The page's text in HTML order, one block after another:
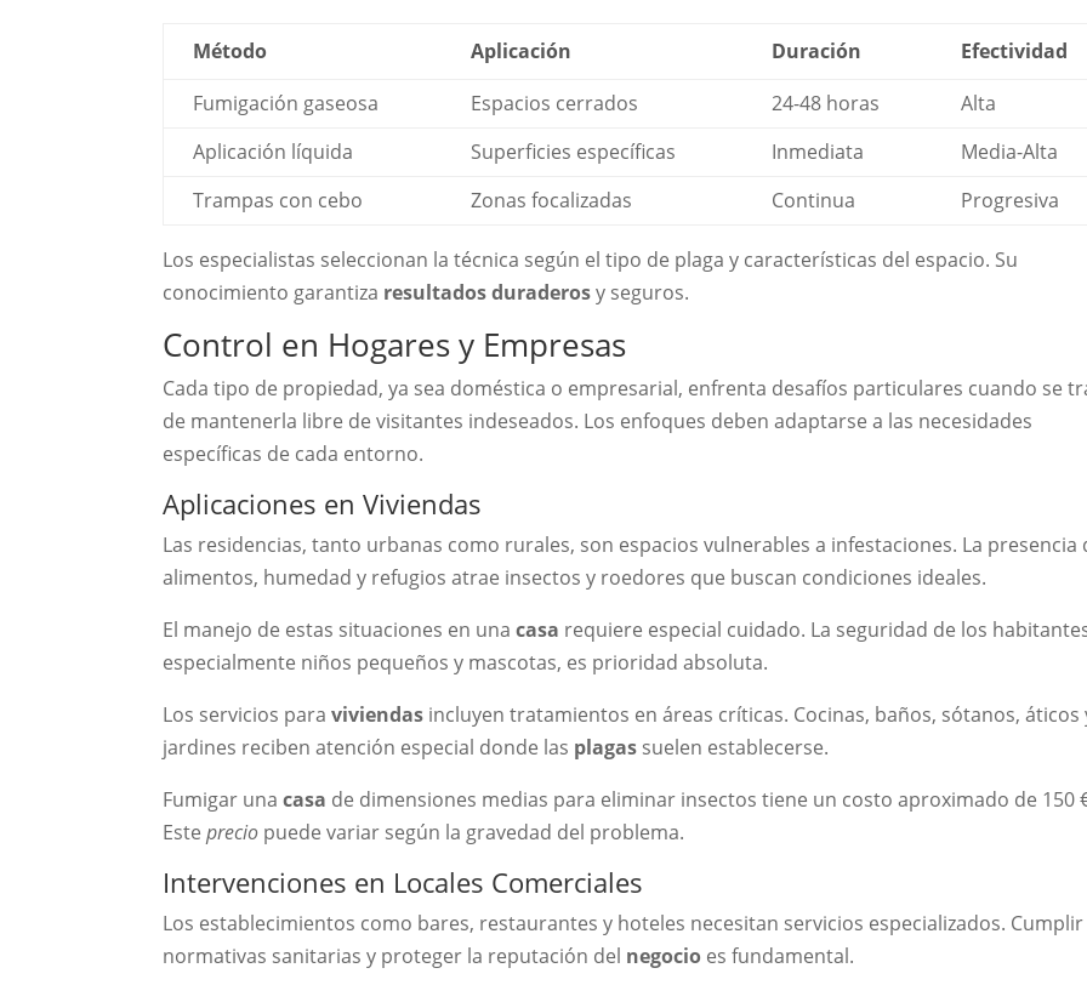
Método Aplicación Duración
Efectividad
Fumigación gaseosa
Espacios cerrados 24-48 horas
Alta
Aplicación líquida
Superficies específicas Inmediata
Media-Alta
Trampas con cebo
Zonas focalizadas Continua Progresiva
Los especialistas seleccionan la técnica según el tipo de plaga y características del espacio. Su
conocimiento garantiza resultados duraderosy seguros.
Control en Hogares y Empresas
Cada tipo de propiedad, ya sea doméstica o empresarial, enfrenta desafíos particulares cuando se
de mantenerla libre de visitantes indeseados. Los enfoques deben adaptarse a las necesidades
específicas de cada entorno.
Aplicaciones en Viviendas
Las residencias, tanto urbanas como rurales, son espacios vulnerables a infestaciones. La presencia
alimentos, humedad y refugios atrae insectos y roedores que buscan condiciones ideales.
El manejo de estas situaciones en unacasa requiere especial cuidado. La seguridad de los
especialmente niños pequeños y mascotas, es prioridad absoluta.
Los servicios paraviviendas incluyen tratamientos en áreas críticas. Cocinas, baños, sótanos, áticos
jardines reciben atención especial donde las plagas suelen establecerse.
Fumigar unacasa de dimensiones medias para eliminar insectos tiene un costo aproximado de 150
Esteprecio puede variar según la gravedad del problema.
Intervenciones en Locales Comerciales
Los establecimientos como bares, restaurantes y hoteles necesitan servicios especializados.
normativas sanitarias y proteger la reputación del negocio es fundamental.